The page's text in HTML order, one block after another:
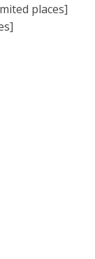
places]